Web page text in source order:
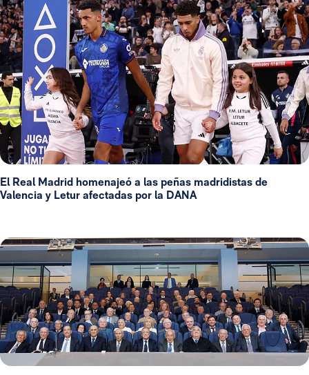
El Real Madrid homenajeó a las peñas madridistas de
Valencia y Letur afectadas por la DANA